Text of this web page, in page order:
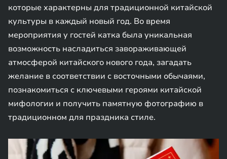
которые характерны для традиционной китайской
культуры в каждый новый год. Во время
мероприятия у гостей катка была уникальная
возможность насладиться завораживающей
атмосферой китайского нового года, загадать
желание в соответствии с восточными обычаями,
познакомиться с ключевыми героями китайской
мифологии и получить памятную фотографию в
традиционном для праздника стиле.